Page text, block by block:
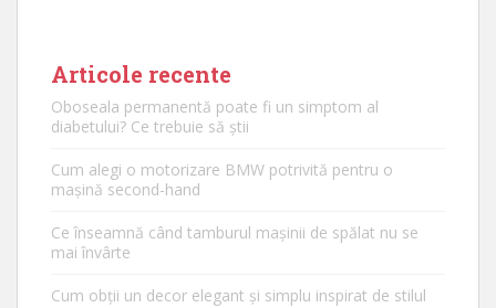
Articole recente
Oboseala permanentă poate fi un simptom al
diabetului? Ce trebuie să știi
Cum alegi o motorizare BMW potrivită pentru o
mașină second-hand
Ce înseamnă când tamburul mașinii de spălat nu se
mai învârte
Cum obții un decor elegant și simplu inspirat de stilul